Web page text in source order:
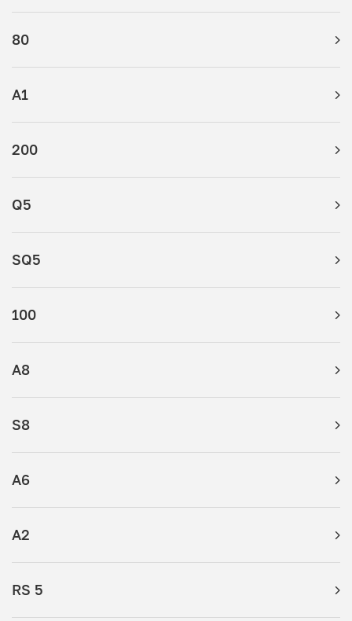
80
A1
200
Q5
SQ5
100
A8
S8
A6
A2
RS 5